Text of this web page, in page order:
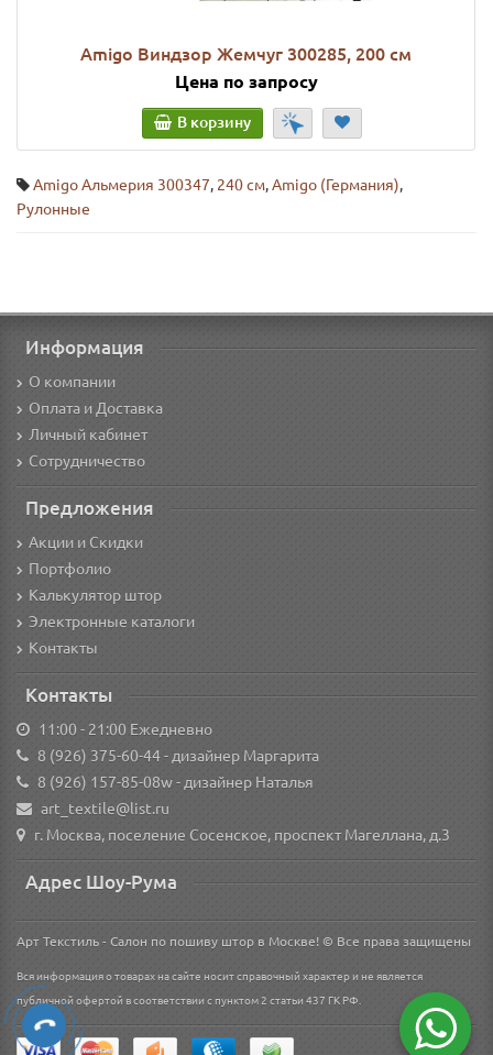
Amigo Виндзор Жемчуг 300285, 200 см
Цена по запросу
В корзину
Amigo Альмерия 300347, 240 см,Amigo (Германия),
Рулонные
Информация
О компании
Оплата и Доставка
Личный кабинет
Сотрудничество
Предложения
Акции и Скидки
Портфолио
Калькулятор штор
Электронные каталоги
Контакты
Контакты
11:00 - 21:00 Ежедневно
8 (926) 375-60-44- дизайнер Маргарита
8 (926) 157-85-08w- дизайнер Наталья
art_textile@list.ru
г. Москва, поселение Сосенское, проспект Магеллана, д.3
Адрес Шоу-Рума
Арт Текстиль - Салон по пошиву штор в Москве! © Все права защищены
Вся информация о товарах на сайте носит справочный характер и не является
публичной офертой в соответствии с пунктом 2 статьи 437 ГК РФ.